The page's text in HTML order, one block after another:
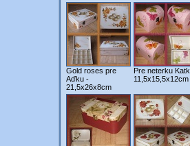
Gold roses pre
Aďku -
21,5x26x8cm
Pre neterku
11,5x15,5x12cm